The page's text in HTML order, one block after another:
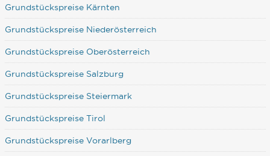
Grundstückspreise Kärnten
Grundstückspreise Niederösterreich
Grundstückspreise Oberösterreich
Grundstückspreise Salzburg
Grundstückspreise Steiermark
Grundstückspreise Tirol
Grundstückspreise Vorarlberg